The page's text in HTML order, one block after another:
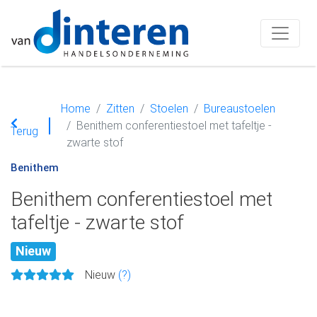
Terug
Home Zitten Stoelen
Bureaustoelen
Benithem conferentiestoel met tafeltje -
zwarte stof
Benithem
Benithem conferentiestoel met
tafeltje - zwarte stof
Nieuw
Nieuw (?)